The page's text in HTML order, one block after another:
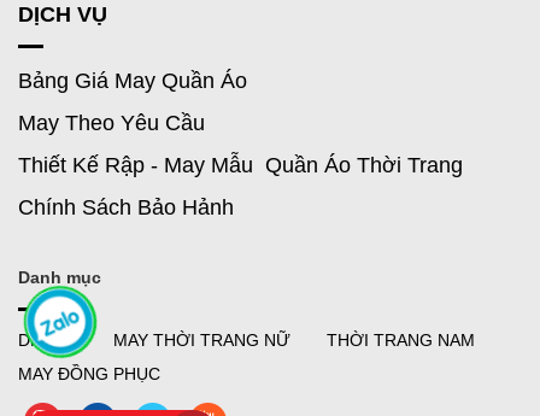
DỊCH VỤ
Bảng Giá May Quần Áo
May Theo Yêu Cầu
Thiết Kế Rập - May Mẫu Quần Áo Thời Trang
Chính Sách Bảo Hảnh
Danh mục
DR MAI MAY THỜI TRANG NỮ
THỜI TRANG NAM
MAY ĐỒNG PHỤC